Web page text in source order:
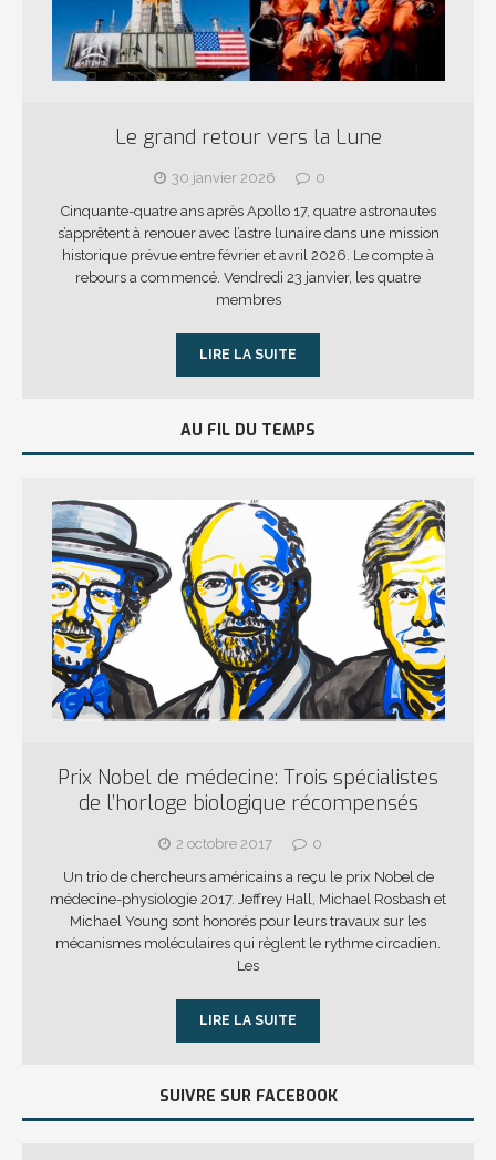
Le grand retour vers la Lune
30 janvier 2026
0
Cinquante-quatre ans après Apollo 17, quatre astronautes
s’apprêtent à renouer avec l’astre lunaire dans une mission
historique prévue entre février et avril 2026. Le compte à
rebours a commencé. Vendredi 23 janvier, les quatre
membres
LIRE LA SUITE
AU FIL DU TEMPS
Prix Nobel de médecine: Trois spécialistes
de l’horloge biologique récompensés
2 octobre 2017
0
Un trio de chercheurs américains a reçu le prix Nobel de
médecine-physiologie 2017. Jeffrey Hall, Michael Rosbash et
Michael Young sont honorés pour leurs travaux sur les
mécanismes moléculaires qui règlent le rythme circadien.
Les
LIRE LA SUITE
SUIVRE SUR FACEBOOK